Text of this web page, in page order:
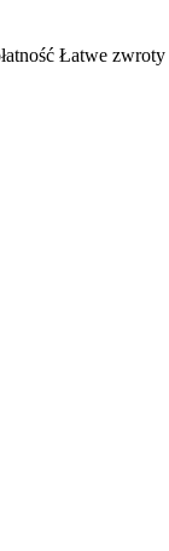
Łatwe zwroty